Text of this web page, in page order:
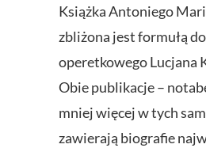
Książka Antoniego
zbliżona jest formułą
operetkowego Lucjana
Obie publikacje –
mniej więcej w tych
zawierają biografie